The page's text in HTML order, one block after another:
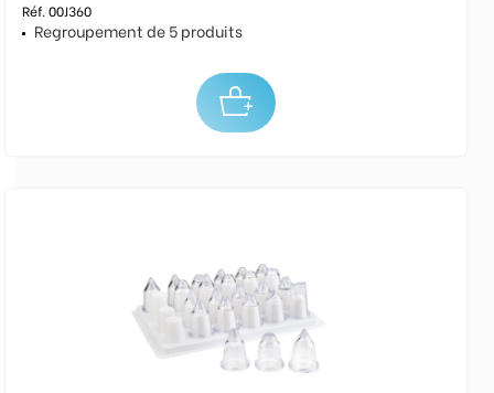
Réf. 00J360
Regroupement de 5 produits